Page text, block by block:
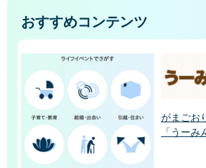
おすすめコンテンツ
がまごお
「うーみ